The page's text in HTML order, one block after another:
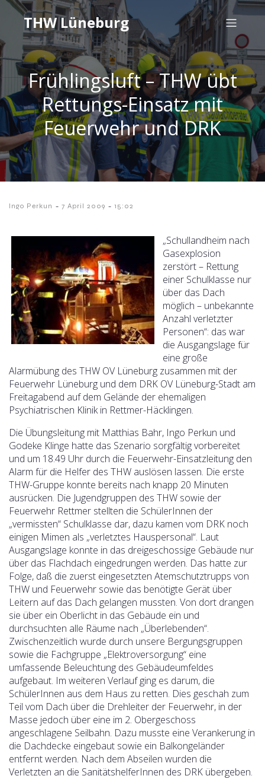
THW Lüneburg
Frühlingsluft – THW übt
Rettungs-Einsatz mit
Feuerwehr und DRK
Ingo Perkun - 7 April 2009 - 15:02
„Schullandheim nach
Gasexplosion
zerstört – Rettung
einer Schulklasse nur
über das Dach
möglich – unbekannte
Anzahl verletzter
Personen“: das war
die Ausgangslage für
eine große
Alarmübung des THW OV Lüneburg zusammen mit der
Feuerwehr Lüneburg und dem DRK OV Lüneburg-Stadt am
Freitagabend auf dem Gelände der ehemaligen
Psychiatrischen Klinik in Rettmer-Häcklingen.
Die Übungsleitung mit Matthias Bahr, Ingo Perkun und
Godeke Klinge hatte das Szenario sorgfältig vorbereitet
und um 18.49 Uhr durch die Feuerwehr-Einsatzleitung den
Alarm für die Helfer des THW auslösen lassen. Die erste
THW-Gruppe konnte bereits nach knapp 20 Minuten
ausrücken. Die Jugendgruppen des THW sowie der
Feuerwehr Rettmer stellten die SchülerInnen der
„vermissten“ Schulklasse dar, dazu kamen vom DRK noch
einigen Mimen als „verletztes Hauspersonal“. Laut
Ausgangslage konnte in das dreigeschossige Gebäude nur
über das Flachdach eingedrungen werden. Das hatte zur
Folge, daß die zuerst eingesetzten Atemschutztrupps von
THW und Feuerwehr sowie das benötigte Gerät über
Leitern auf das Dach gelangen mussten. Von dort drangen
sie über ein Oberlicht in das Gebäude ein und
durchsuchten alle Räume nach „Überlebenden“.
Zwischenzeitlich wurde durch unsere Bergungsgruppen
sowie die Fachgruppe „Elektroversorgung“ eine
umfassende Beleuchtung des Gebäudeumfeldes
aufgebaut. Im weiteren Verlauf ging es darum, die
SchülerInnen aus dem Haus zu retten. Dies geschah zum
Teil vom Dach über die Drehleiter der Feuerwehr, in der
Masse jedoch über eine im 2. Obergeschoss
angeschlagene Seilbahn. Dazu musste eine Verankerung in
die Dachdecke eingebaut sowie ein Balkongeländer
entfernt werden. Nach dem Abseilen wurden die
Verletzten an die SanitätshelferInnen des DRK übergeben.